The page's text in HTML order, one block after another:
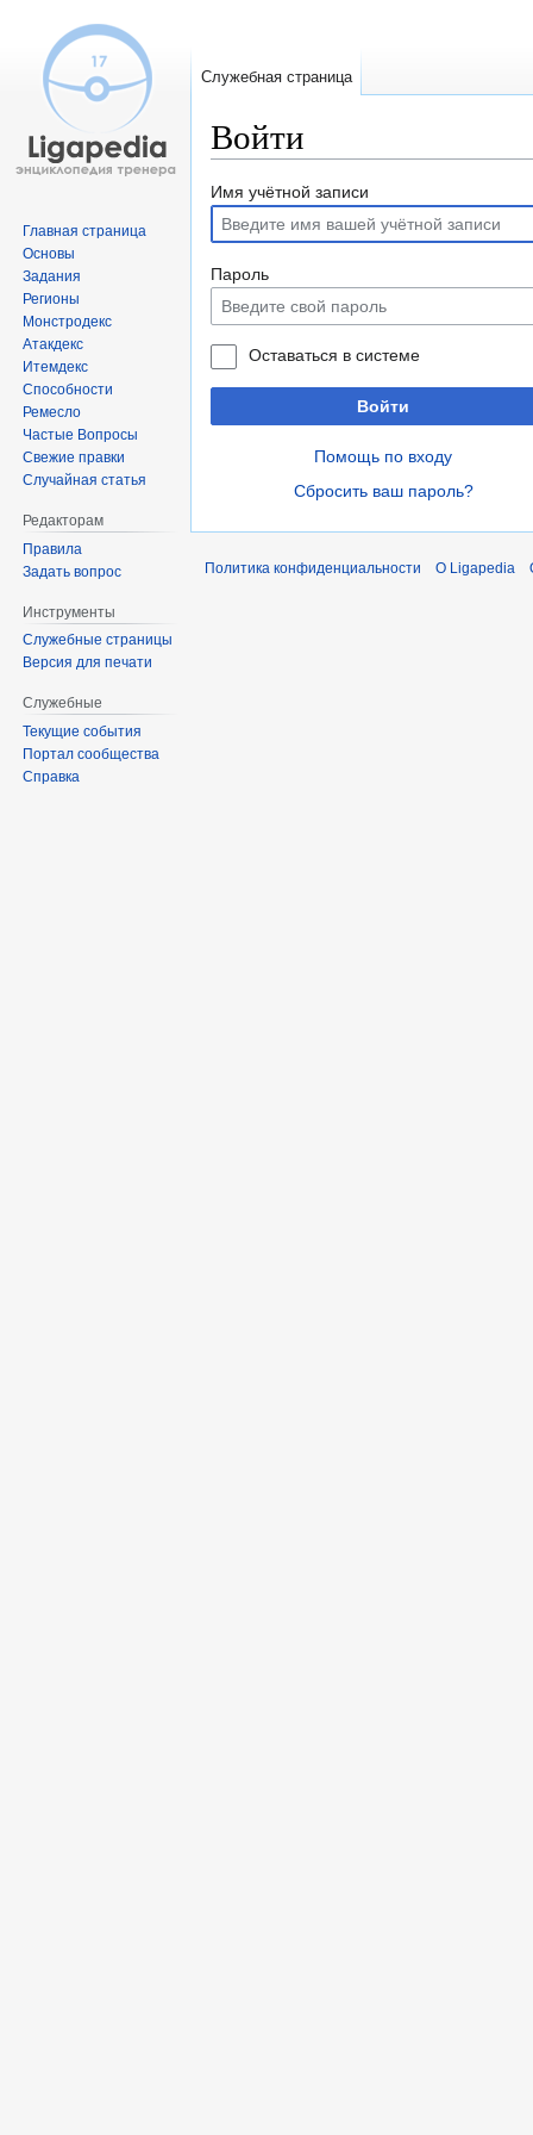
Войти
Перейти
навигации
Перейти
поиску
Имя учётной записи
Пароль
Оставаться в системе
Войти
Помощь по входу
Сбросить ваш пароль?
Служебная страница
Главная страница
Основы
Задания
Регионы
Монстродекс
Атакдекс
Итемдекс
Способности
Ремесло
Частые Вопросы
Свежие правки
Случайная статья
Редакторам
Правила
Задать вопрос
Инструменты
Служебные страницы
Версия для печати
Служебные
Текущие события
Портал сообщества
Справка
Политика конфиденциальности О Ligapedia